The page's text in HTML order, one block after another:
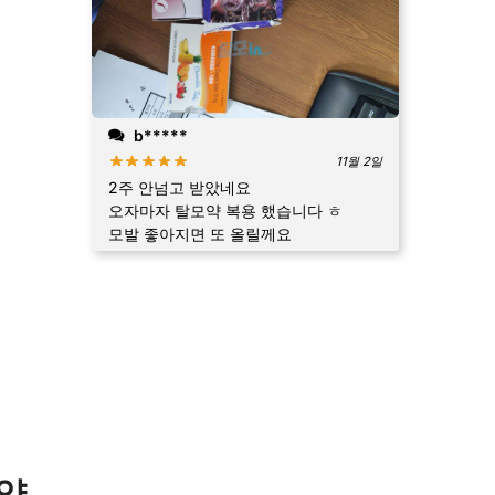
b*****
11월 2일
2주 안넘고 받았네요
오자마자 탈모약 복용 했습니다 ㅎ
모발 좋아지면 또 올릴께요